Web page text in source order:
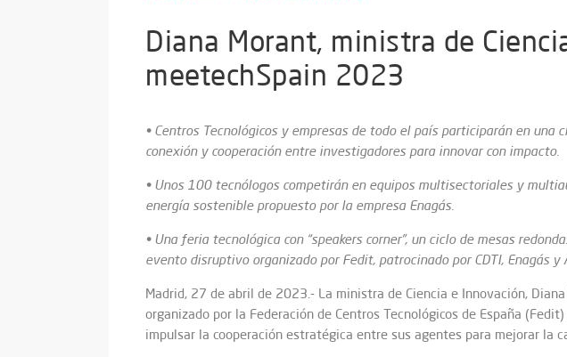
Diana Morant, ministra de
meetechSpain 2023
• Centros Tecnológicos y empresas de todo el país participarán en
conexión y cooperación entre investigadores para innovar con impacto.
• Unos 100 tecnólogos competirán en equipos multisectoriales y
energía sostenible propuesto por la empresa Enagás.
• Una feria tecnológica con “speakers corner”, un ciclo de mesas
evento disruptivo organizado por Fedit, patrocinado por CDTI, Enagás
Madrid, 27 de abril de 2023.- La ministra de Ciencia e Innovación,
organizado por la Federación de Centros Tecnológicos de España
impulsar la cooperación estratégica entre sus agentes para mejorar la